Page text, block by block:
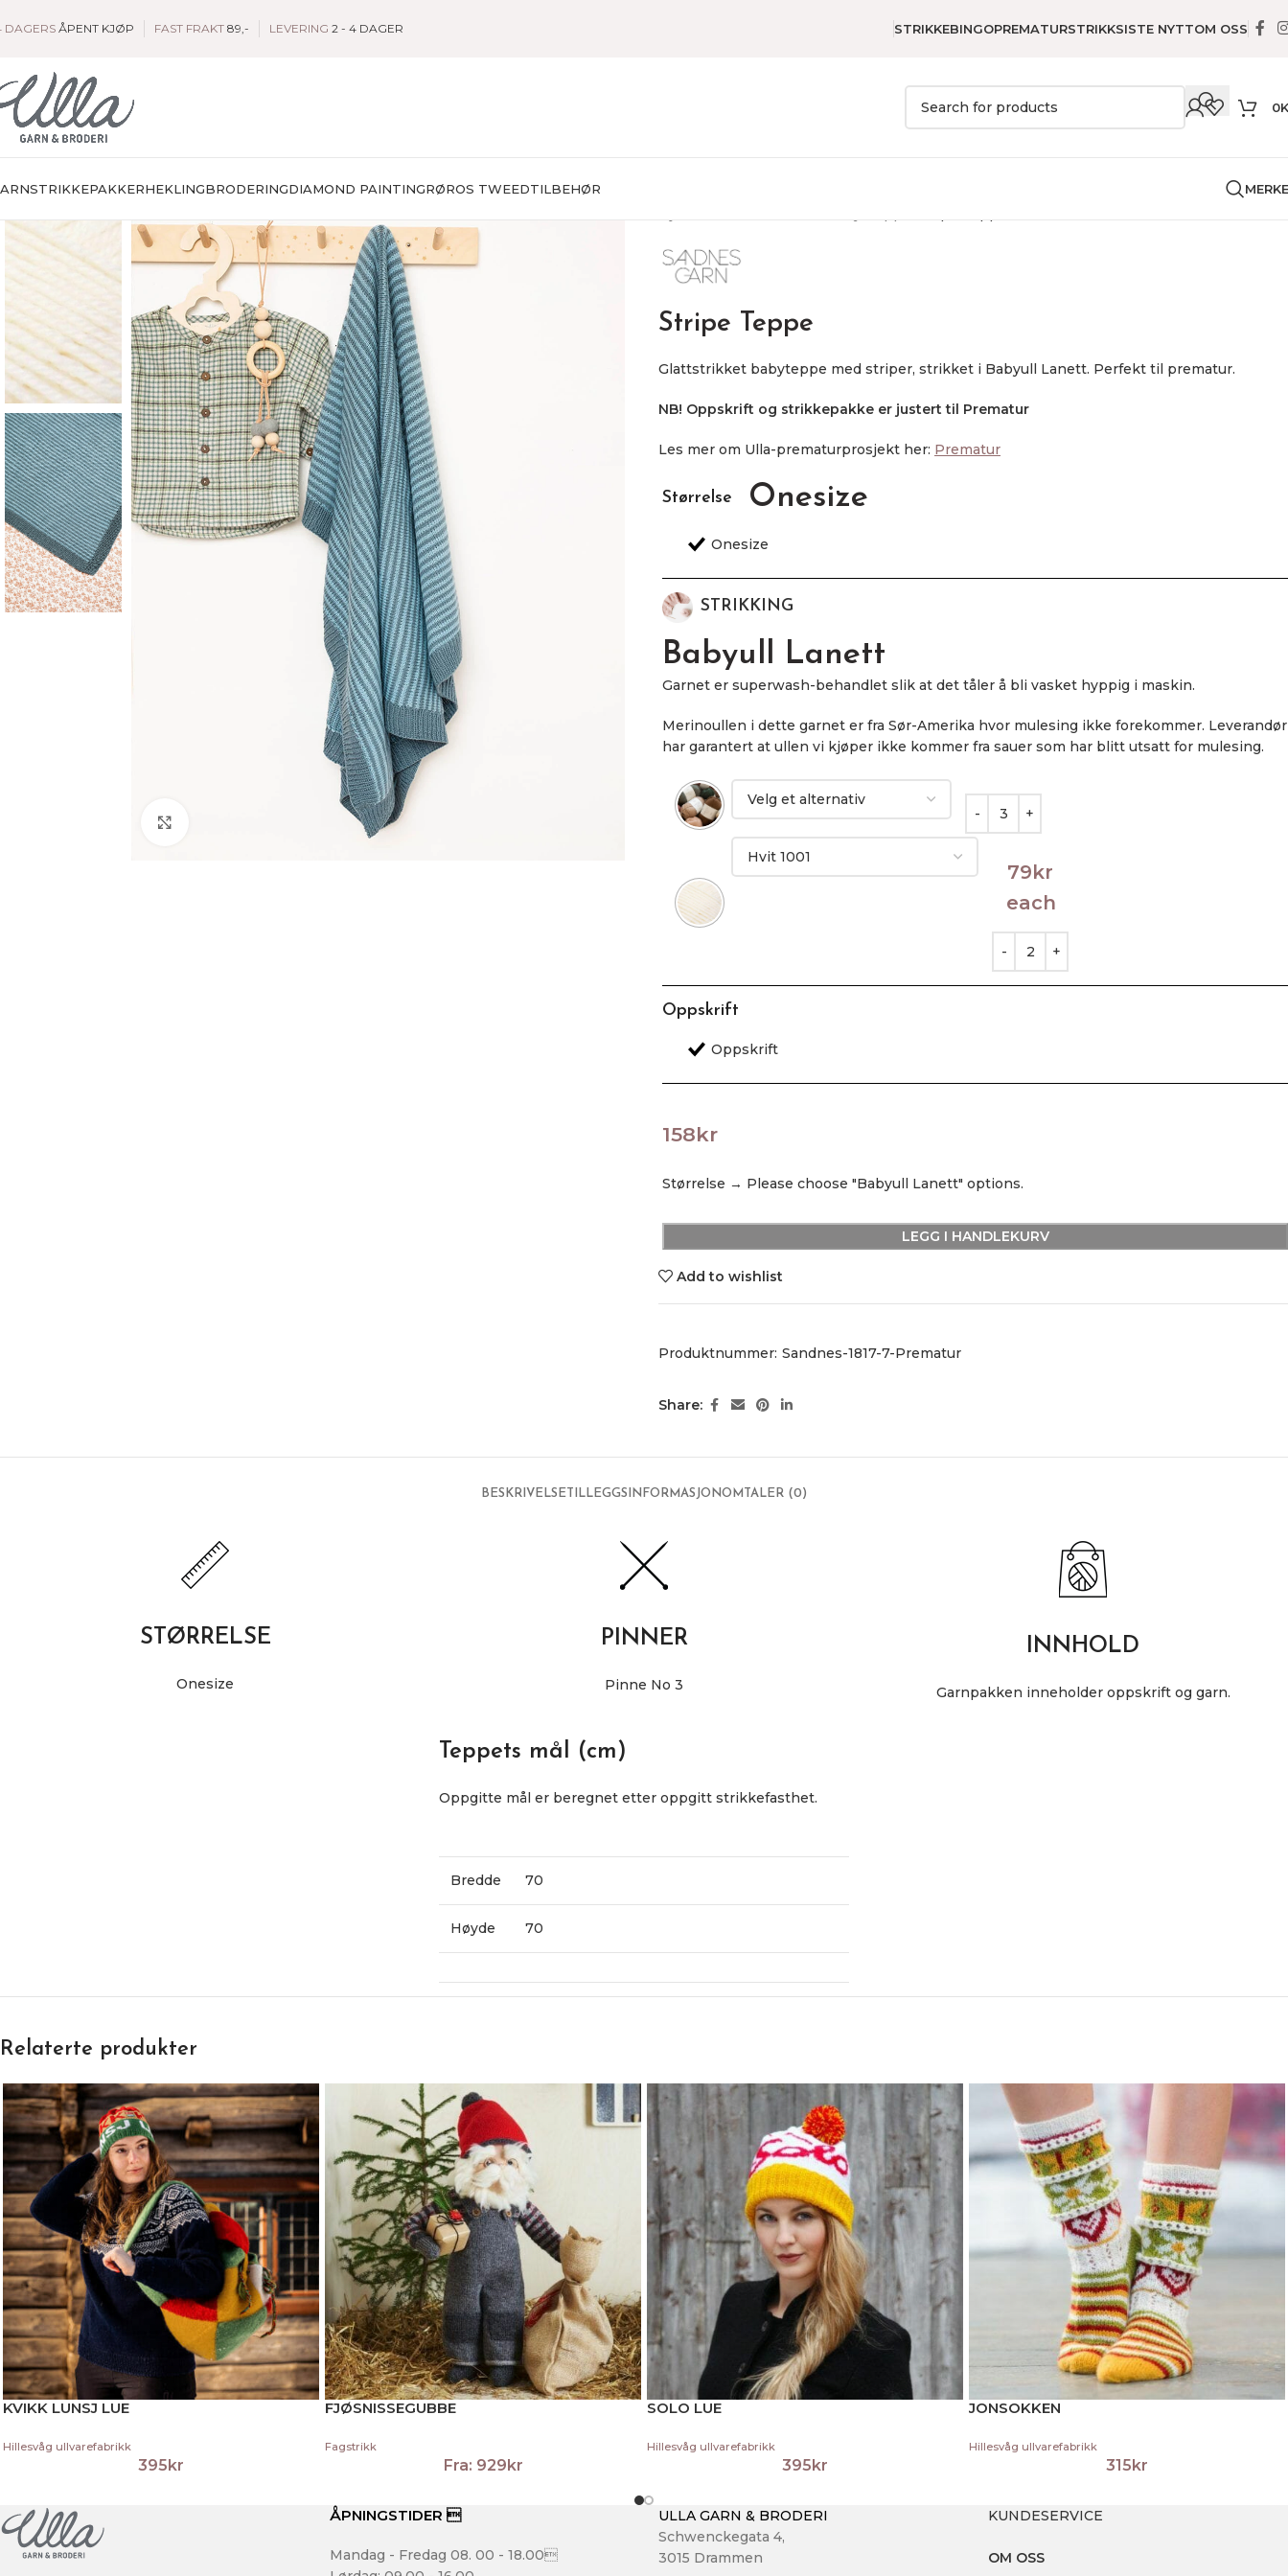
DAGERS ÅPENT KJØP FAST FRAKT 89,- LEVERING 2 - 4 DAGER STRIKKEBINGOPREMATURSTRIKKSISTE NYTTOM OSS
0
STRIKKEPAKKERHEKLINGBRODERINGDIAMOND PAINTINGRØROS TWEEDTILBEHØR
Stripe Teppe
Glattstrikket babyteppe med striper, strikket i Babyull Lanett. Perfekt til prematur.
NB! Oppskrift og strikkepakke er justert til Prematur
Les mer om Ulla-prematurprosjekt her: Prematur
Størrelse Onesize
STRIKKING
Babyull Lanett
Garnet er superwash-behandlet slik at det tåler å bli vasket hyppig i maskin.
Merinoullen i dette garnet er fra Sør-Amerika hvor mulesing ikke forekommer. Leverandør
har garantert at ullen vi kjøper ikke kommer fra sauer som har blitt utsatt for mulesing.
79kr
each
Oppskrift
158kr
Størrelse → Please choose "Babyull Lanett" options.
LEGG I HANDLEKURV
Add to wishlist
Produktnummer: Sandnes-1817-7-Prematur
Share:
BESKRIVELSETILLEGGSINFORMASJONOMTALER (0)
STØRRELSE
Onesize
PINNER
Pinne No 3
INNHOLD
Garnpakken inneholder oppskrift og garn.
Teppets mål (cm)
Oppgitte mål er beregnet etter oppgitt strikkefasthet.
Bredde 70
Høyde 70
Relaterte produkter
KVIKK LUNSJ LUE
Hillesvåg ullvarefabrikk
395 kr
FJØSNISSEGUBBE
Fagstrikk
Fra: 929 kr
SOLO LUE
Hillesvåg ullvarefabrikk
395 kr
JONSOKKEN
Hillesvåg ullvarefabrikk
315 kr
ÅPNINGSTIDER 
Mandag - Fredag 08. 00 - 18.00
ULLA GARN & BRODERI
Schwenckegata 4,
3015 Drammen
KUNDESERVICE
OM OSS